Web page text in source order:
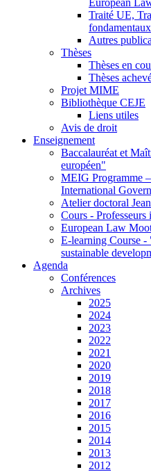
Traité UE,
fondamentaux
Autres
Thèses
Thèses en
Thèses
Projet MIME
Bibliothèque CEJE
Liens utiles
Avis de droit
Enseignement
Baccalauréat et
européen"
MEIG Programme
International
Atelier doctoral
Cours - Professeurs
European Law
E-learning Course
sustainable
Agenda
Conférences
Archives
2025
2024
2023
2022
2021
2020
2019
2018
2017
2016
2015
2014
2013
2012